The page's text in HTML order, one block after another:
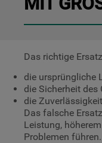
Das richtige
die ursprüngliche
die Sicherheit des
die
Das falsche
Leistung,
Problemen führen.